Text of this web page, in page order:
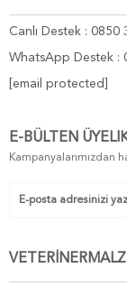
Canlı Destek : 0850
WhatsApp Destek :
[email protected]
E-BÜLTEN
Kampanyalarımızdan